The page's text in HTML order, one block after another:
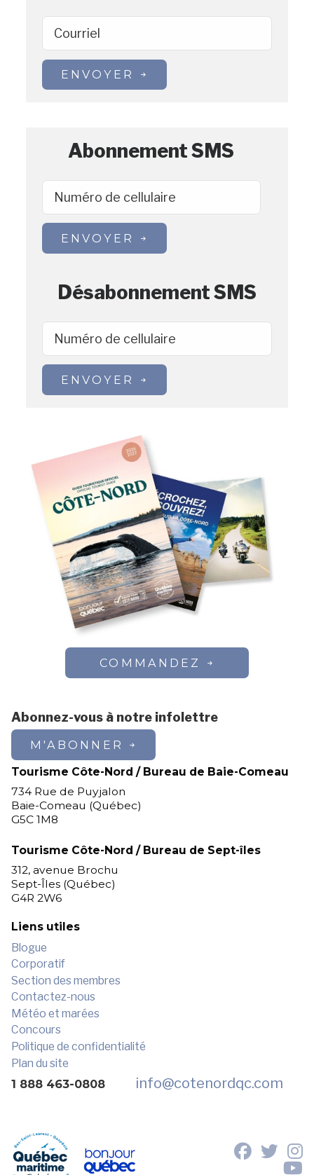
Courriel
ENVOYER
Abonnement SMS
Numéro de cellulaire
ENVOYER
Désabonnement SMS
Numéro de cellulaire
ENVOYER
COMMANDEZ
Abonnez-vous à notre infolettre
M'ABONNER
Tourisme Côte-Nord / Bureau de Baie-Comeau
734 Rue de Puyjalon
Baie-Comeau (Québec)
G5C 1M8
Tourisme Côte-Nord / Bureau de Sept-îles
312, avenue Brochu
Sept-Îles (Québec)
G4R 2W6
Liens utiles
Blogue
Corporatif
Section des membres
Contactez-nous
Météo et marées
Concours
Politique de confidentialité
Plan du site
1 888 463-0808 info@cotenordqc.com